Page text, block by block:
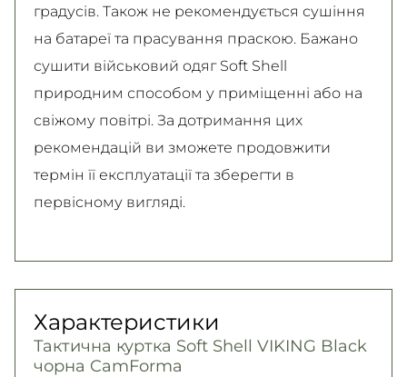
градусів. Також не рекомендується сушіння
на батареї та прасування праскою. Бажано
сушити військовий одяг Soft Shell
природним способом у приміщенні або на
свіжому повітрі. За дотримання цих
рекомендацій ви зможете продовжити
термін її експлуатації та зберегти в
первісному вигляді.
Характеристики
Тактична куртка Soft Shell VIKING Black
чорна CamForma